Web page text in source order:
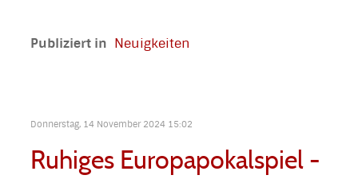
Publiziert in Neuigkeiten
Donnerstag, 14 November 2024 15:02
Ruhiges Europapokalspiel -